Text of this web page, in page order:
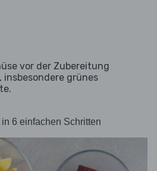
vor der Zubereitung
grünes
6 einfachen Schritten